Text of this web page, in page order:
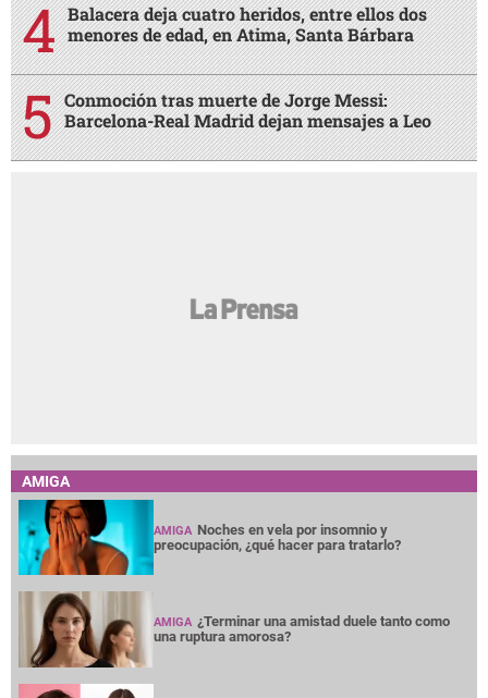
Balacera deja cuatro heridos, entre ellos dos
menores de edad, en Atima, Santa Bárbara
Conmoción tras muerte de Jorge Messi:
Barcelona-Real Madrid dejan mensajes a Leo
AMIGA
AMIGA Noches en vela por insomnio y
preocupación, ¿qué hacer para tratarlo?
AMIGA ¿Terminar una amistad duele tanto como
una ruptura amorosa?